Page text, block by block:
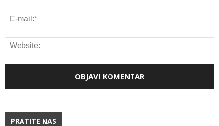
PRATITE NAS